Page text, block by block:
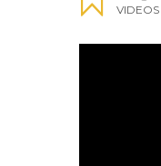
VIDEOS